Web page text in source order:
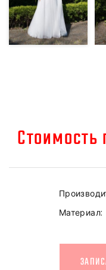
Стоимость
Материал: